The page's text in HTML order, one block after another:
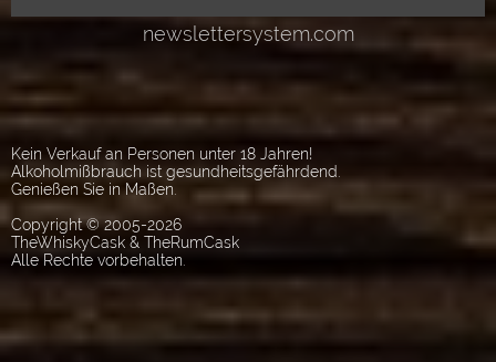
Kein Verkauf an Personen unter 18 Jahren!
Alkoholmißbrauch ist gesundheitsgefährdend.
Genießen Sie in Maßen.
Copyright © 2005-2026
TheWhiskyCask & TheRumCask
Alle Rechte vorbehalten.